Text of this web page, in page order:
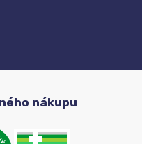
nákupu